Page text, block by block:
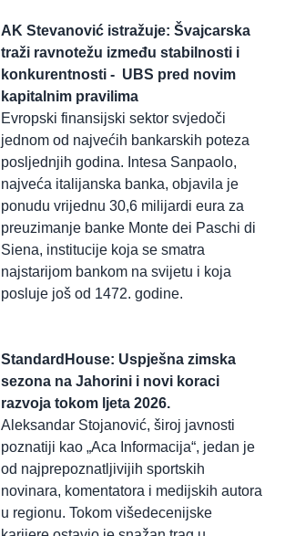
AK Stevanović istražuje: Švajcarska
traži ravnotežu između stabilnosti i
konkurentnosti - UBS pred novim
kapitalnim pravilima
Evropski finansijski sektor svjedoči
jednom od najvećih bankarskih poteza
posljednjih godina. Intesa Sanpaolo,
najveća italijanska banka, objavila je
ponudu vrijednu 30,6 milijardi eura za
preuzimanje banke Monte dei Paschi di
Siena, institucije koja se smatra
najstarijom bankom na svijetu i koja
posluje još od 1472. godine.
StandardHouse: Uspješna zimska
sezona na Jahorini i novi koraci
razvoja tokom ljeta 2026.
Aleksandar Stojanović, široj javnosti
poznatiji kao „Aca Informacija“, jedan je
od najprepoznatljivijih sportskih
novinara, komentatora i medijskih autora
u regionu. Tokom višedecenijske